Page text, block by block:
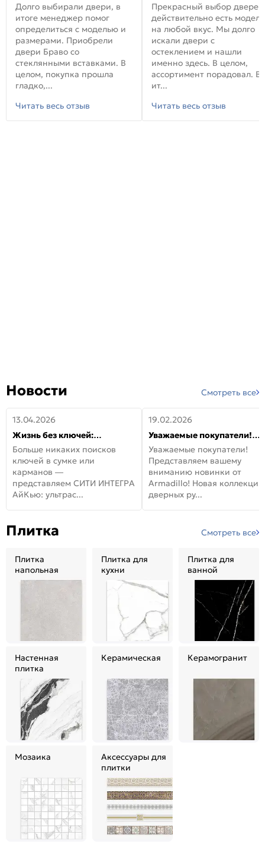
Долго выбирали двери, в
итоге менеджер помог
определиться с моделью и
размерами. Приобрели
двери Браво со
стеклянными вставками. В
целом, покупка прошла
гладко,...
Читать весь отзыв
Прекрасный выбор
действительно есть модели
на любой вкус. Мы долго
искали двери с
остеклением и нашли
именно здесь. В целом,
ассортимент порадовал. В
ит...
Читать весь отзыв
Новости Смотреть все
13.04.2026
Жизнь без ключей:
встречайте новую дверь
СИТИ ИНТЕГРА АйКью!
Больше никаких поисков
ключей в сумке или
карманов —
представляем СИТИ ИНТЕГРА
АйКью: ультрас...
19.02.2026
Уважаемые покупатели!
Представляем вашему
вниманию новинки от
Armadillo!
Уважаемые покупатели!
Представляем вашему
вниманию новинки от
Armadillo! Новая коллекция
дверных ру...
Плитка Смотреть все
Плитка
напольная
Плитка для
кухни
Плитка для
ванной
Настенная
плитка
Керамическая Керамогранит
Мозаика
Аксессуары для
плитки